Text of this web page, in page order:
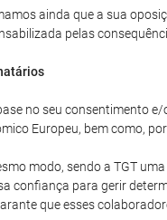
ainda que a sua
pelas
no seu consentimento
Europeu, bem como,
modo, sendo a TGT
confiança para gerir
que esses